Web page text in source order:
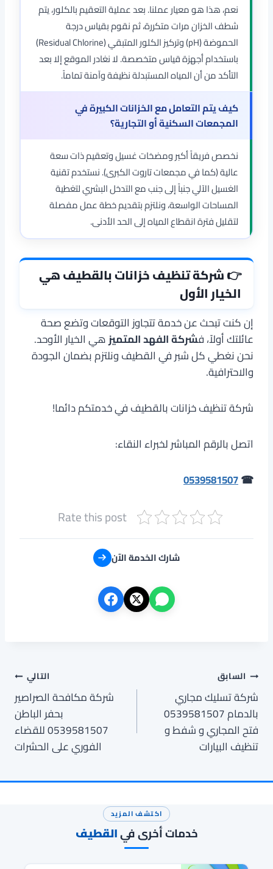
نعم، هذا هو معيار عملنا. بعد عملية التعقيم بالكلور، يتم
شطف الخزان مرات متكررة، ثم نقوم بقياس درجة
الحموضة (pH) وتركيز الكلور المتبقي (Residual Chlorine)
باستخدام أجهزة قياس متخصصة. لا نغادر الموقع إلا بعد
التأكد من أن المياه المستبدلة نظيفة وآمنة تماماً.
كيف يتم التعامل مع الخزانات الكبيرة في
المجمعات السكنية أو التجارية؟
نخصص فريقاً أكبر ومضخات غسيل وتعقيم ذات سعة
عالية (كما في مجمعات تاروت الكبرى). نستخدم تقنية
الغسيل الآلي جنباً إلى جنب مع التدخل البشري لتغطية
المساحات الواسعة، ونلتزم بتقديم خطة عمل مفصلة
لتقليل فترة انقطاع المياه إلى الحد الأدنى.
👉 شركة تنظيف خزانات بالقطيف هي
الخيار الأول
إن كنت تبحث عن خدمة تتجاوز التوقعات وتضع صحة
عائلتك أولاً، فشركة الفهد المتميزهي الخيار الأوحد.
نحن نغطي كل شبر في القطيف ونلتزم بضمان الجودة
والاحترافية.
شركة تنظيف خزانات بالقطيف في خدمتكم دائما!
اتصل بالرقم المباشر لخبراء النقاء:
☎
0539581507
Rate this post
شارك الخدمة الآن
تصفّح
المقالات
السابق
شركة تسليك مجاري
بالدمام 0539581507
فتح المجاري و شفط و
تنظيف البيارات
التالي
شركة مكافحة الصراصير
بحفر الباطن
0539581507 للقضاء
الفوري على الحشرات
اكتشف المزيد
خدمات أخرى فيالقطيف